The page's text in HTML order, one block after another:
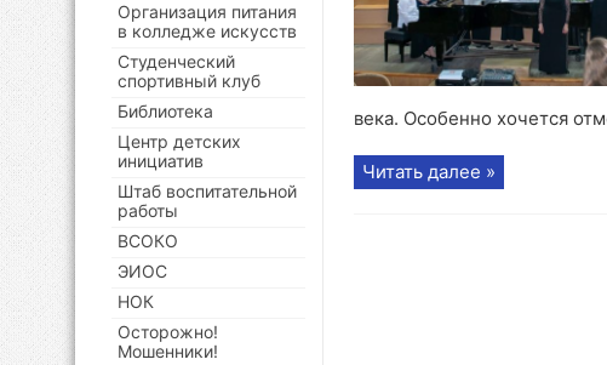
века. Особенно хочется
Читать далее »
Организация питания
в колледже искусств
Студенческий
спортивный клуб
Библиотека
Центр детских
инициатив
Штаб воспитательной
работы
ВСОКО
ЭИОС
НОК
Осторожно!
Мошенники!